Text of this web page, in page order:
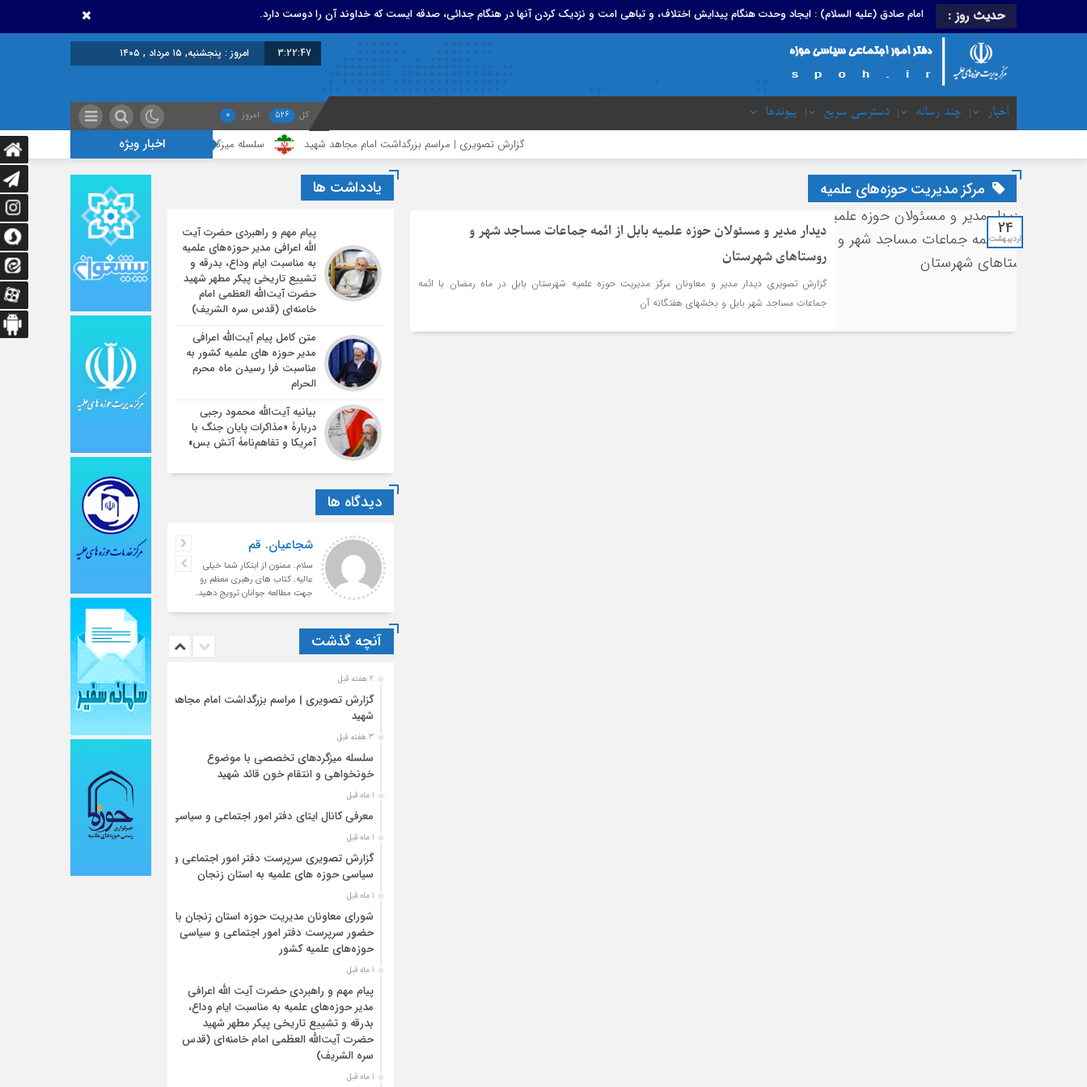
حدیث روز : امام صادق (علیه السلام) : ایجاد وحدت هنگام پیدایش اختلاف، و تباهی امت و نزدیک کردن آنها در هنگام جدائی، صدقه ایست که خداوند آن را دوست دارد.
3:22:47 امروز : پنجشنبه, ۱۵ مرداد , ۱۴۰۵
اخبار چند رسانه دسترسی سریع پیوندها کل 526 امروز 0
اخبار ویژه گزارش تصویری | مراسم بزرگداشت امام مجاهد شهید سلسله میزگردهای تخصصی با موضوع خونخواهی و انتقام خون قائد شهید
مرکز مدیریت حوزه‌های علمیه
24
اردیبهشت
دیدار مدیر و مسئولان حوزه علمیه بابل از ائمه جماعات مساجد شهر و
روستاهای شهرستان
گزارش تصویری دیدار مدیر و معاونان مرکز مدیریت حوزه علمیه شهرستان بابل در ماه رمضان با ائمه
جماعات مساجد شهر بابل و بخش‎های هفتگانه آن
یادداشت ها
پیام مهم و راهبردی حضرت آیت
الله اعرافی مدیر حوزه‌های علمیه
به مناسبت ایام وداع، بدرقه و
تشییع تاریخی پیکر مطهر شهید
حضرت آیت‌الله العظمی امام
خامنه‌ای (قدس سره الشریف)
متن کامل پیام آیت‌الله اعرافی
مدیر حوزه های علمیه کشور به
مناسبت فرا رسیدن ماه محرم
الحرام
بیانیه آیت‌الله محمود رجبی
دربارۀ «مذاکرات پایان جنگ با
آمریکا و تفاهم‌نامۀ آتش بس»
دیدگاه ها
شجاعیان. قم
سلام. ممنون از ابتکار شما خیلی
عالیه. کتاب های رهبری معظم رو
جهت مطالعه جوانان ترویج دهید.
آنچه گذشت
2 هفته قبل
گزارش تصویری | مراسم بزرگداشت امام مجاهد
شهید
3 هفته قبل
سلسله میزگردهای تخصصی با موضوع
خونخواهی و انتقام خون قائد شهید
1 ماه قبل
معرفی کانال ایتای دفتر امور اجتماعی و سیاسی
1 ماه قبل
گزارش تصویری سرپرست دفتر امور اجتماعی و
سیاسی حوزه های علمیه به استان زنجان
1 ماه قبل
شورای معاونان مدیریت حوزه استان زنجان با
حضور سرپرست دفتر امور اجتماعی و سیاسی
حوزه‌های علمیه کشور
1 ماه قبل
پیام مهم و راهبردی حضرت آیت الله اعرافی
مدیر حوزه‌های علمیه به مناسبت ایام وداع،
بدرقه و تشییع تاریخی پیکر مطهر شهید
حضرت آیت‌الله العظمی امام خامنه‌ای (قدس
سره الشریف)
1 ماه قبل